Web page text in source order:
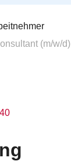
(m/w/d)